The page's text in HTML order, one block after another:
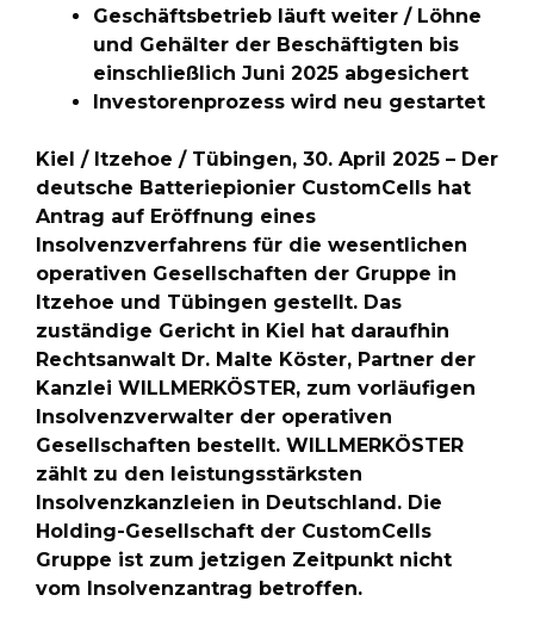
Geschäftsbetrieb läuft weiter / Löhne
und Gehälter der Beschäftigten bis
einschließlich Juni 2025 abgesichert
Investorenprozess wird neu gestartet
Kiel / Itzehoe / Tübingen, 30. April 2025 – Der
deutsche Batteriepionier CustomCells hat
Antrag auf Eröffnung eines
Insolvenzverfahrens für die wesentlichen
operativen Gesellschaften der Gruppe in
Itzehoe und Tübingen gestellt. Das
zuständige Gericht in Kiel hat daraufhin
Rechtsanwalt Dr. Malte Köster, Partner der
Kanzlei WILLMERKÖSTER, zum vorläufigen
Insolvenzverwalter der operativen
Gesellschaften bestellt. WILLMERKÖSTER
zählt zu den leistungsstärksten
Insolvenzkanzleien in Deutschland. Die
Holding-Gesellschaft der CustomCells
Gruppe ist zum jetzigen Zeitpunkt nicht
vom Insolvenzantrag betroffen.